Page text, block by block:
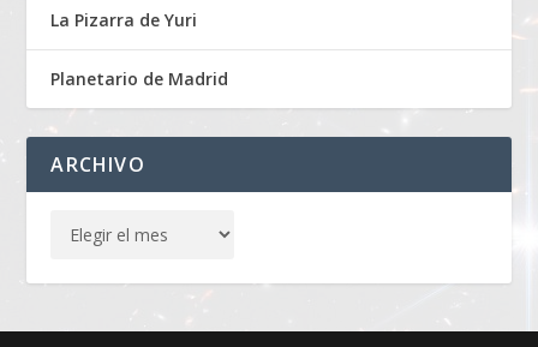
La Pizarra de Yuri
Planetario de Madrid
ARCHIVO